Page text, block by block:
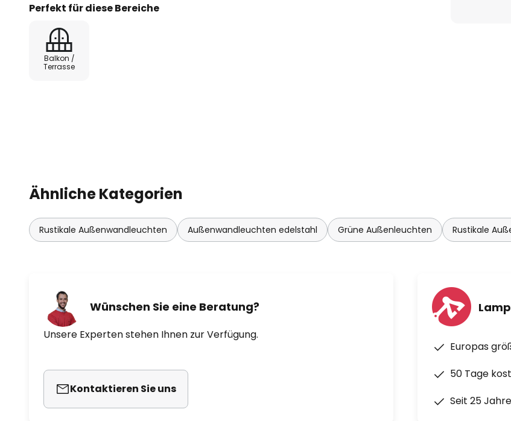
Perfekt für diese Bereiche
Balkon /
Terrasse
Ähnliche Kategorien
Rustikale Außenwandleuchten Außenwandleuchten edelstahl Grüne Außenleuchten Rustikale
Wünschen Sie eine Beratung?
Unsere Experten stehen Ihnen zur Verfügung.
Kontaktieren Sie uns
Europas
50 Tage
Seit 25